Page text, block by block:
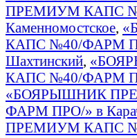
ПРЕМИУМ КАПС
Каменномостское,
КАПС №40/ФАРМ
Шахтинский,
КАПС №40/ФАРМ
«БОЯРЫШНИК
ФАРМ ПРО/» в
ПРЕМИУМ КАПС